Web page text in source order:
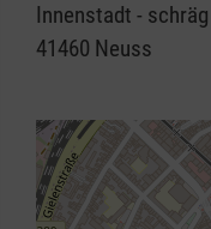
Innenstadt -
41460 Neuss